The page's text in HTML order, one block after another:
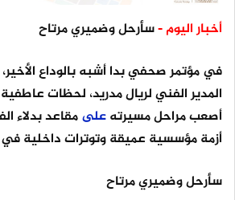
أخبار اليوم -سأرحل وضميري مرتاح
في مؤتمر صحفي بدا أشبه بالوداع الأخير،
المدير الفني لريال مدريد، لحظات
أصعب مراحل مسيرتهعلىمقاعد بدلاء
أزمة مؤسسية عميقة وتوترات داخلية
سأرحل وضميري مرتاح